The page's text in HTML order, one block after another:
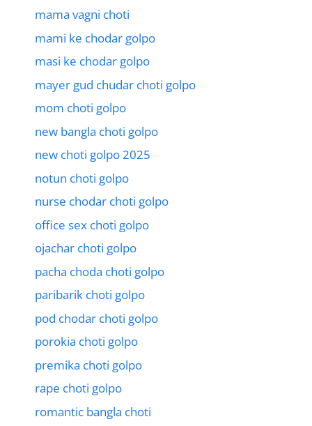
mama vagni choti
mami ke chodar golpo
masi ke chodar golpo
mayer gud chudar choti golpo
mom choti golpo
new bangla choti golpo
new choti golpo 2025
notun choti golpo
nurse chodar choti golpo
office sex choti golpo
ojachar choti golpo
pacha choda choti golpo
paribarik choti golpo
pod chodar choti golpo
porokia choti golpo
premika choti golpo
rape choti golpo
romantic bangla choti